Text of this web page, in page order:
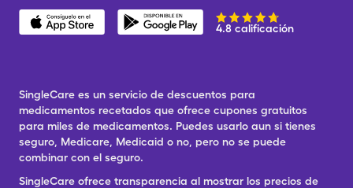
4.8 calificación
SingleCare es un servicio de descuentos para
medicamentos recetados que ofrece cupones gratuitos
para miles de medicamentos. Puedes usarlo aun si tienes
seguro, Medicare, Medicaid o no, pero no se puede
combinar con el seguro.
SingleCare ofrece transparencia al mostrar los precios de